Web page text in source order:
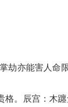
劫亦能害人
。辰宫：木躔